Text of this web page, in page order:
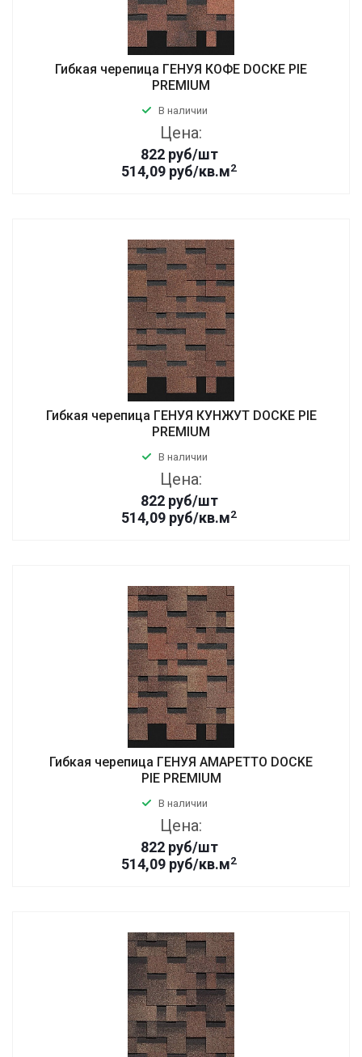
Гибкая черепица ГЕНУЯ КОФЕ DOCKE PIE
PREMIUM
В наличии
Цена:
822 руб/шт
514,09 руб/кв.м2
Гибкая черепица ГЕНУЯ КУНЖУТ DOCKE PIE
PREMIUM
В наличии
Цена:
822 руб/шт
514,09 руб/кв.м2
Гибкая черепица ГЕНУЯ АМАРЕТТО DOCKE
PIE PREMIUM
В наличии
Цена:
822 руб/шт
514,09 руб/кв.м2